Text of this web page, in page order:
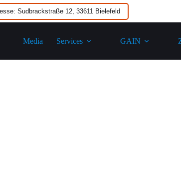
Sudbrackstraße 12, 33611 Bielefeld
Media Services GAIN​